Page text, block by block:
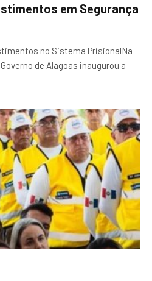
em Segurança
no Sistema PrisionalNa
de Alagoas inaugurou a